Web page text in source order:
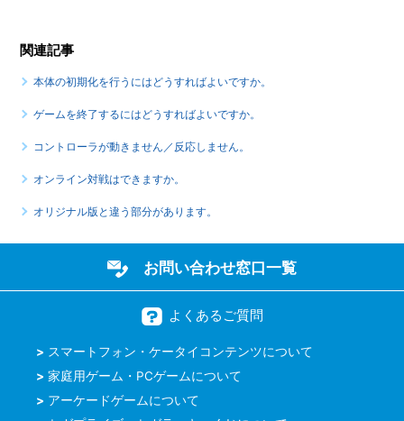
関連記事
本体の初期化を行うにはどうすればよいですか。
ゲームを終了するにはどうすればよいですか。
コントローラが動きません／反応しません。
オンライン対戦はできますか。
オリジナル版と違う部分があります。
お問い合わせ窓口一覧
よくあるご質問
スマートフォン・ケータイコンテンツについて
家庭用ゲーム・PCゲームについて
アーケードゲームについて